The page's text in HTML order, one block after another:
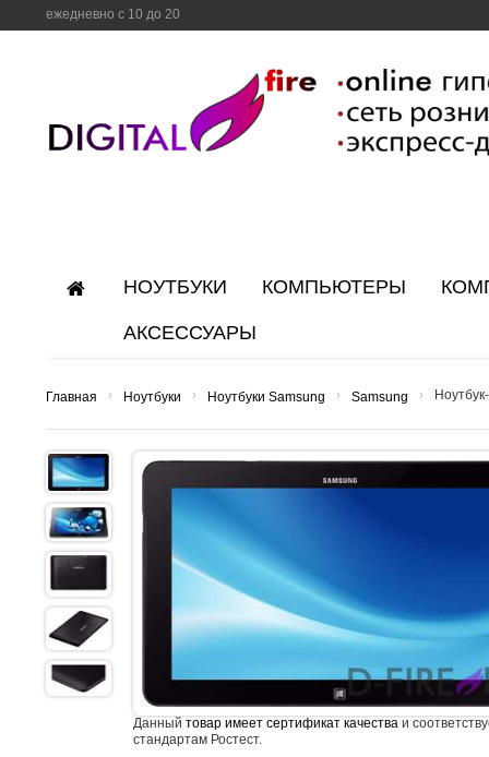
ежедневно с 10 до 20
НОУТБУКИ КОМПЬЮТЕРЫ
АКСЕССУАРЫ
Главная › Ноутбуки › Ноутбуки Samsung › Samsung ›
Данный товар имеет сертификат качества и
стандартам Ростест.